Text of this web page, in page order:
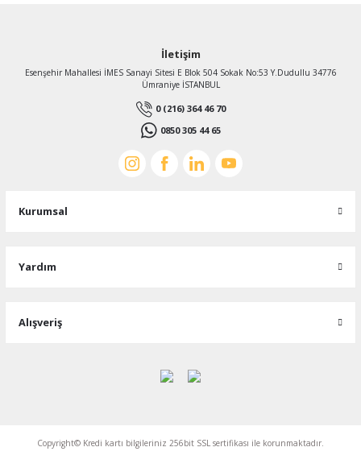
İletişim
Esenşehir Mahallesi İMES Sanayi Sitesi E Blok 504 Sokak No:53 Y.Dudullu 34776
Ümraniye İSTANBUL
0 (216) 364 46 70
0850 305 44 65
Kurumsal
Yardım
Alışveriş
Copyright© Kredi kartı bilgileriniz 256bit SSL sertifikası ile korunmaktadır.